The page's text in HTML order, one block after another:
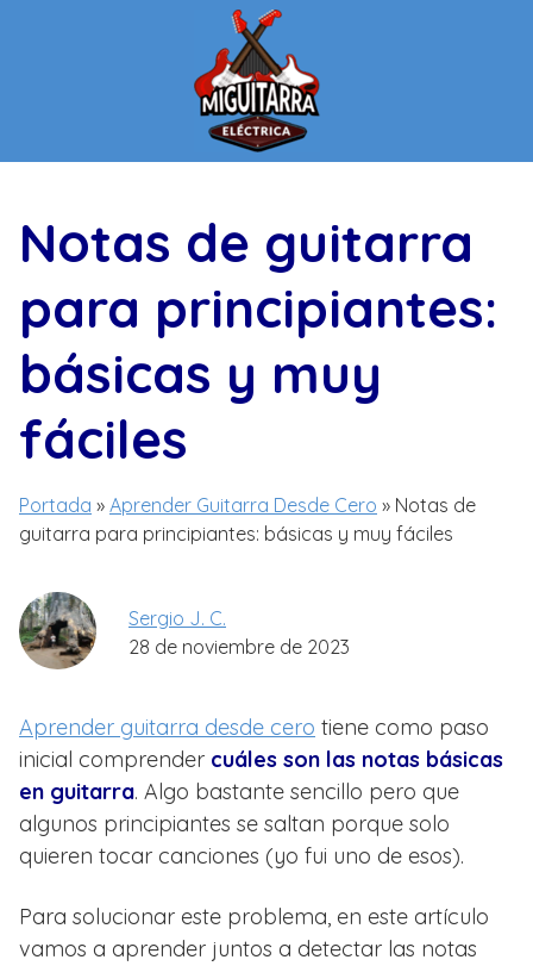
Notas de guitarra
para principiantes:
básicas y muy
fáciles
Portada » Aprender Guitarra Desde Cero » Notas de
guitarra para principiantes: básicas y muy fáciles
Sergio J. C.
28 de noviembre de 2023
Aprender guitarra desde cero tiene como paso
inicial comprender cuáles son las notas básicas
en guitarra. Algo bastante sencillo pero que
algunos principiantes se saltan porque solo
quieren tocar canciones (yo fui uno de esos).
Para solucionar este problema, en este artículo
vamos a aprender juntos a detectar las notas